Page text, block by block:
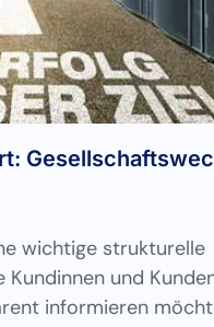
wichtige strukturelle
und
informieren